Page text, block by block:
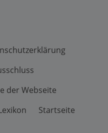
der Webseite
Startseite